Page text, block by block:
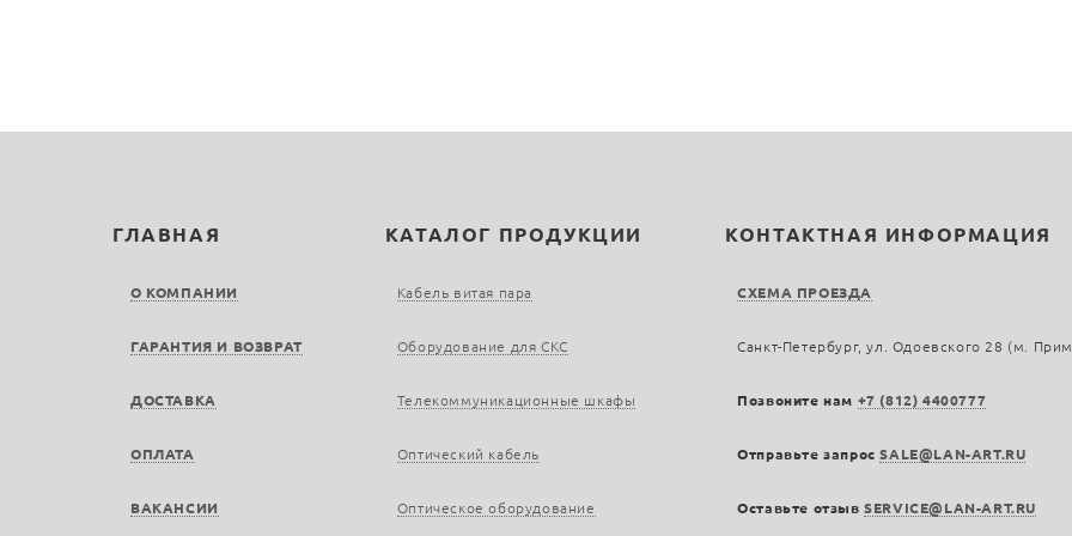
ГЛАВНАЯ
О КОМПАНИИ
ГАРАНТИЯ И ВОЗВРАТ
ДОСТАВКА
ОПЛАТА
ВАКАНСИИ
КАТАЛОГ ПРОДУКЦИИ
Кабель витая пара
Оборудование для СКС
Телекоммуникационные шкафы
Оптический кабель
Оптическое оборудование
КОНТАКТНАЯ ИНФОРМАЦИЯ
СХЕМА ПРОЕЗДА
Санкт-Петербург, ул. Одоевского 28 (м.
Позвоните нам +7 (812) 4400777
Отправьте запросSALE@LAN-ART.RU
Оставьте отзывSERVICE@LAN-ART.RU